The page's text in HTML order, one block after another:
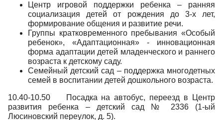
Центр игровой поддержки ребенка – ранняя
социализация детей от рождения до 3-х лет,
формирование общения и развитие речи.
Группы кратковременного пребывания «Особый
ребенок», «Адаптационная» - инновационная
форма адаптации детей младенческого и раннего
возраста к детскому саду.
Семейный детский сад – поддержка многодетных
семей в воспитании детей дошкольного возраста.
10.40-10.50 Посадка на автобус, переезд в Центр
развития ребенка – детский сад № 2336 (1-ый
Люсиновский переулок, д. 5).